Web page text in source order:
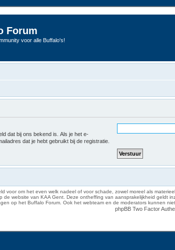
Forum
voor alle Buffalo's!
dat bij ons bekend is. Als je het e-
dat je hebt gebruikt bij de registratie.
voor om het even welk nadeel of voor schade, zowel moreel als
website van KAA Gent. Deze ontheffing van aansprakelijkheid geldt
op het Buffalo Forum. Ook het webteam en de moderators kunnen
phpBB Two Factor